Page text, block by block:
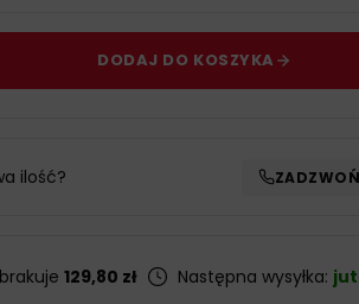
DODAJ DO KOSZYKA
ilość? ZADZWOŃ
129,80 zł
Następna wysyłka: